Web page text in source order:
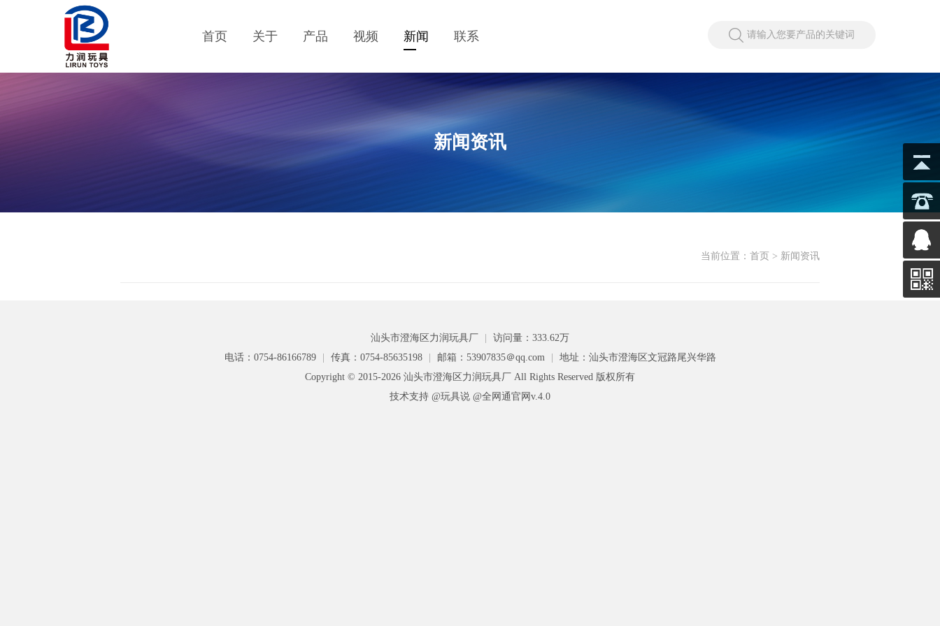
首页 关于 产品 视频 新闻 联系 请输入您要产品的关键词
新闻资讯
当前位置： 首页 > 新闻资讯
汕头市澄海区力润玩具厂
访问量：333.62万
电话：0754-86166789
传真：0754-85635198 邮箱：53907835＠qq.com
地址：汕头市澄海区文冠路尾兴华路
Copyright © 2015-2026 汕头市澄海区力润玩具厂 All Rights Reserved 版权所有
技术支持 @玩具说 @全网通官网v.4.0